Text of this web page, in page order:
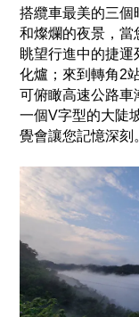
搭纜車最美的三個
和燦爛的夜景，當
眺望行進中的捷
化爐；來到轉角2
可俯瞰高速公路車
一個V字型的大陡
覺會讓您記憶深刻